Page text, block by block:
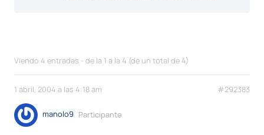
Viendo 4 entradas - de la 1 a la 4 (de un total de 4)
1 abril, 2004 a las 4:18 am #292383
manolo9 Participante